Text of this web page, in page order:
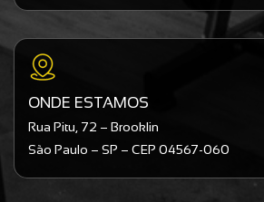
ONDE ESTAMOS
Rua Pitu, 72 – Brooklin
São Paulo – SP – CEP 04567-060